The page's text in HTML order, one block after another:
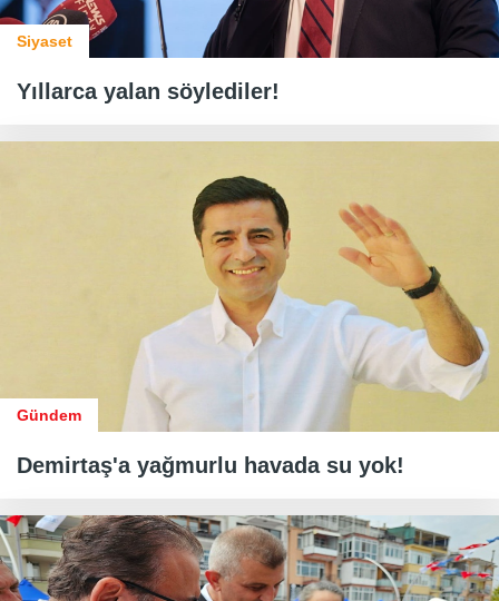
Siyaset
Yıllarca yalan söylediler!
Gündem
Demirtaş'a yağmurlu havada su yok!